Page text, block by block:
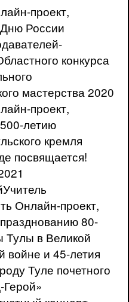
проект,
России
конкурса
мастерства 2020
проект,
летию
кремля
посвящается!
Онлайн-проект,
80-
Тулы в Великой
войне и 45-летия
Туле почетного
Герой»